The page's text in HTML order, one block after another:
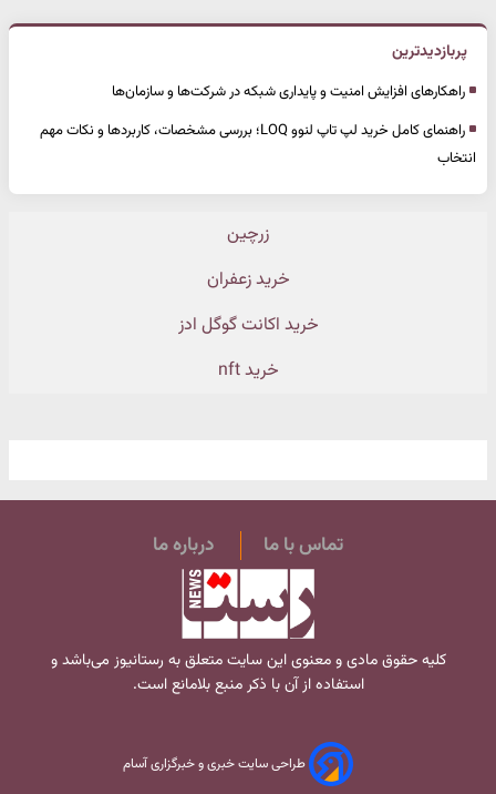
پربازدیدترین
راهکارهای افزایش امنیت و پایداری شبکه در شرکت‌ها و سازمان‌ها
راهنمای کامل خرید لپ تاپ لنوو LOQ؛ بررسی مشخصات، کاربردها و نکات مهم
انتخاب
زرچین
خرید زعفران
خرید اکانت گوگل ادز
خرید nft
تماس با ما درباره ما
کلیه حقوق مادی و معنوی این سایت متعلق به رستانیوز می‌باشد و
استفاده از آن با ذکر منبع بلامانع است.
طراحی سایت خبری و خبرگزاری آسام